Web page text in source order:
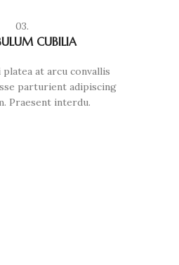
03.
CUBILIA
at arcu convallis
parturient adipiscing
Praesent interdu.